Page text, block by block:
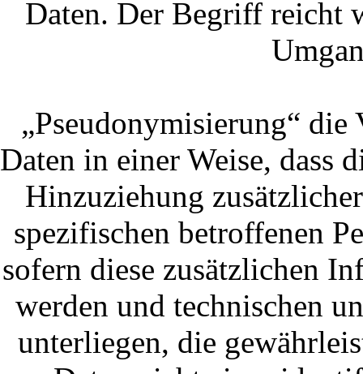
Daten. Der Begriff reicht
„Pseudonymisierung“ die
Daten in einer Weise, dass
Hinzuziehung
spezifischen betroffenen
sofern diese zusätzlichen
werden und technischen
unterliegen, die